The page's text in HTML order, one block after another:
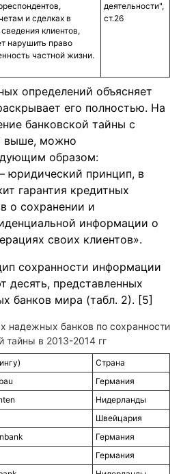
и сделках в
клиентов,
нарушить право
частной жизни.
деятельности",
ст.26
определений объясняет
его полностью. На
банковской тайны с
выше, можно
образом:
юридический принцип, в
гарантия кредитных
о сохранении и
информации о
своих клиентов».
сохранности информации
десять, представленных
банков мира (табл. 2). [5]
надежных банков по сохранности
тайны в 2013-2014 гг
Страна
Германия
Нидерланды
Швейцария
Германия
Германия